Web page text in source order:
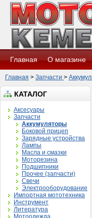
Главная О магазине
Главная > Запчасти >
КАТАЛОГ
Аксесуары
Запчасти
Аккумуляторы
Боковой прицеп
Зарядные устройства
Лампы
Масла и смазки
Моторезина
Подшипники
Прочее (запчасти)
Свечи
Электрооборудование
Импортная мототехника
Инструмент
Литература
Мотоодежда,